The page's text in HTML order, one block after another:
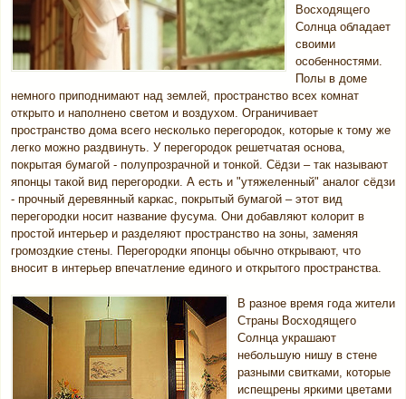
Восходящего
Солнца обладает
своими
особенностями.
Полы в доме
немного приподнимают над землей, пространство всех комнат
открыто и наполнено светом и воздухом. Ограничивает
пространство дома всего несколько перегородок, которые к тому же
легко можно раздвинуть. У перегородок решетчатая основа,
покрытая бумагой - полупрозрачной и тонкой. Сёдзи – так называют
японцы такой вид перегородки. А есть и "утяжеленный" аналог сёдзи
- прочный деревянный каркас, покрытый бумагой – этот вид
перегородки носит название фусума. Они добавляют колорит в
простой интерьер и разделяют пространство на зоны, заменяя
громоздкие стены. Перегородки японцы обычно открывают, что
вносит в интерьер впечатление единого и открытого пространства.
В разное время года жители
Страны Восходящего
Солнца украшают
небольшую нишу в стене
разными свитками, которые
испещрены яркими цветами